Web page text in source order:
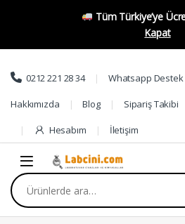
Tüm Türkiye’ye
Kapat
Skip to navigation
Skip to content
0212 221 28 34 Whatsapp Destek
Hakkımızda Blog Sipariş Takibi
Hesabım İletişim
Ara: